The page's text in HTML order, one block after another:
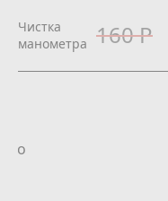
Чистка
манометра 160 Р